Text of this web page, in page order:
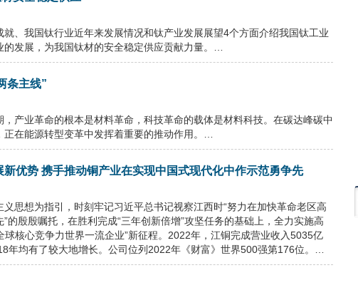
、我国钛行业近年来发展情况和钛产业发展展望4个方面介绍我国钛工业
发展，为我国钛材的安全稳定供应贡献力量。…
条主线”
产业革命的根本是材料革命，科技革命的载体是材料科技。在碳达峰碳中
在能源转型变革中发挥着重要的推动作用。…
优势 携手推动铜产业在实现中国式现代化中作示范勇争先
思想为指引，时刻牢记习近平总书记视察江西时“努力在加快革命老区高
的殷殷嘱托，在胜利完成“三年创新倍增”攻坚任务的基础上，全力实施高
球核心竞争力世界一流企业”新征程。2022年，江铜完成营业收入5035亿
年均有了较大地增长。公司位列2022年《财富》世界500强第176位。…